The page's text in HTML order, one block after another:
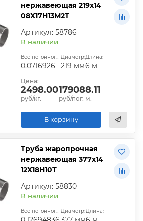
нержавеющая 219х14
08Х17Н13М2Т
Артикул: 58786
В наличии
Вес погонного метра, т.:
0.0716926
Диаметр:
219 мм
Длина:
6 м
Цена:
2498.00
руб/кг.
179088.11
руб/пог. м.
В корзину
Труба жаропрочная
нержавеющая 377х14
12Х18Н10Т
Артикул: 58830
В наличии
Вес погонного метра, т.: Диаметр:Длина: